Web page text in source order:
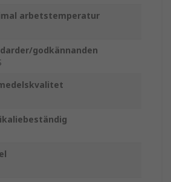
arbetstemperatur
godkännanden